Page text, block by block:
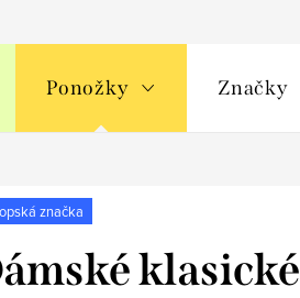
Ponožky Značky
značka
klasické